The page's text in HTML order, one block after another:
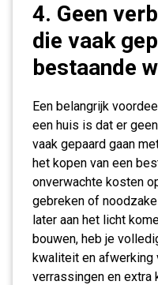
4. Geen
die vaak
bestaande
Een belangrijk
een huis is dat er
vaak gepaard gaan
het kopen van een
onverwachte kosten
gebreken of
later aan het licht
bouwen, heb je
kwaliteit en afwerking
verrassingen en extra